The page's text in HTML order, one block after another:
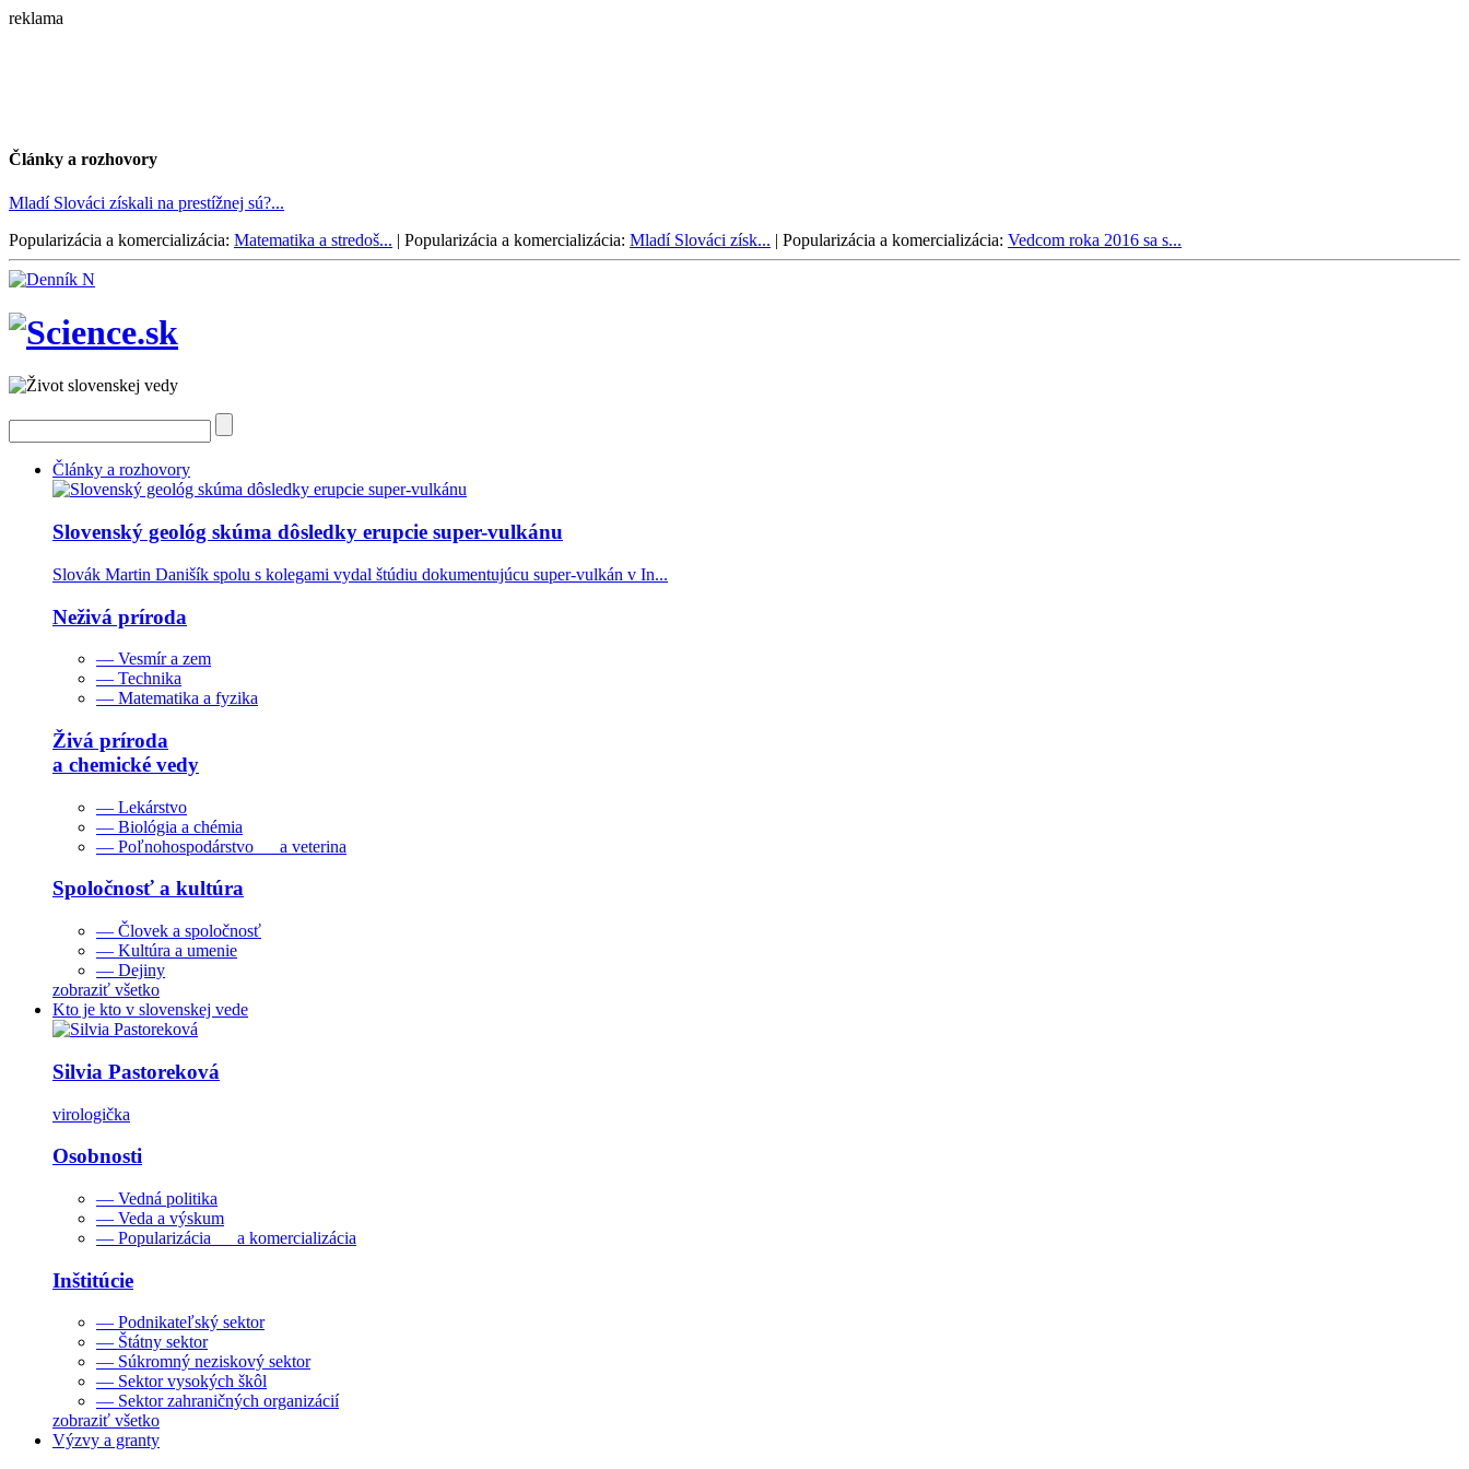
reklama
Články a rozhovory
Mladí Slováci získali na prestížnej sú?...
Popularizácia a komercializácia: Matematika a stredoš... | Popularizácia a komercializácia: Mladí Slováci získ... | Popularizácia a komercializácia: Vedcom roka 2016 sa s...
Články a rozhovory
Slovenský geológ skúma dôsledky erupcie super-vulkánu
Slovák Martin Danišík spolu s kolegami vydal štúdiu dokumentujúcu super-vulkán v In...
Neživá príroda
— Vesmír a zem
— Technika
— Matematika a fyzika
Živá príroda
a chemické vedy
— Lekárstvo
— Biológia a chémia
— Poľnohospodárstvo a veterina
Spoločnosť a kultúra
— Človek a spoločnosť
— Kultúra a umenie
— Dejiny
zobraziť všetko
Kto je kto v slovenskej vede
Silvia Pastoreková
virologička
Osobnosti
— Vedná politika
— Veda a výskum
— Popularizácia a komercializácia
Inštitúcie
— Podnikateľský sektor
— Štátny sektor
— Súkromný neziskový sektor
— Sektor vysokých škôl
— Sektor zahraničných organizácií
zobraziť všetko
Výzvy a granty